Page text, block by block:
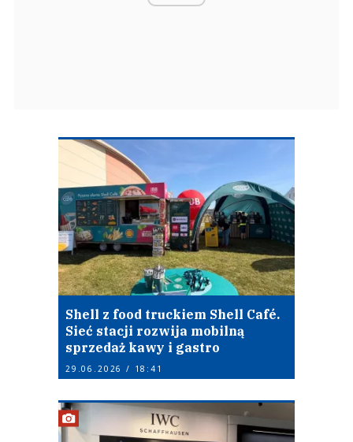
Shell z food truckiem Shell Café.
Sieć stacji rozwija mobilną
sprzedaż kawy i gastro
29.06.2026 / 18:41